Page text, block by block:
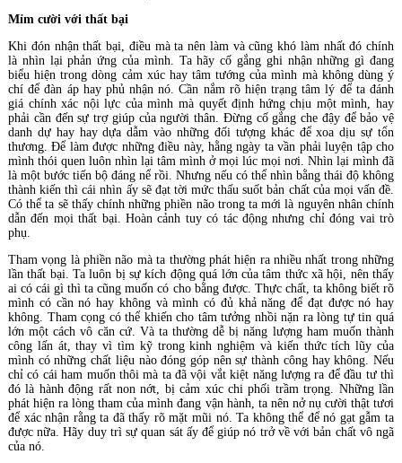
Mỉm cười với thất bại
Khi đón nhận thất bại, điều mà ta nên làm và cũng khó làm nhất đó chính
là nhìn lại phản ứng của mình. Ta hãy cố gắng ghi nhận những gì đang
biểu hiện trong dòng cảm xúc hay tâm tướng của mình mà không dùng ý
chí để đàn áp hay phủ nhận nó. Cần nắm rõ hiện trạng tâm lý để ta đánh
giá chính xác nội lực của mình mà quyết định hứng chịu một mình, hay
phải cần đến sự trợ giúp của người thân. Đừng cố gắng che đậy để bảo vệ
danh dự hay hay dựa dẫm vào những đối tượng khác để xoa dịu sự tổn
thương. Để làm được những điều này, hằng ngày ta vần phải luyện tập cho
mình thói quen luôn nhìn lại tâm mình ở mọi lúc mọi nơi. Nhìn lại mình đã
là một bước tiến bộ đáng nể rồi. Nhưng nếu có thể nhìn bằng thái độ không
thành kiến thì cái nhìn ấy sẽ đạt tời mức thấu suốt bản chất của mọi vấn đề.
Có thể ta sẽ thấy chính những phiền não trong ta mới là nguyên nhân chính
dẫn đến mọi thất bại. Hoàn cảnh tuy có tác động nhưng chỉ đóng vai trò
phụ.
Tham vọng là phiền não mà ta thường phát hiện ra nhiều nhất trong những
lần thất bại. Ta luôn bị sự kích động quá lớn của tâm thức xã hội, nên thấy
ai có cái gì thì ta cũng muốn có cho bằng được. Thực chất, ta không biết rõ
mình có cần nó hay không và mình có đủ khả năng để đạt được nó hay
không. Tham cọng có thể khiến cho tâm tưởng nhồi nặn ra lòng tự tin quá
lớn một cách vô căn cứ. Và ta thường dễ bị năng lượng ham muốn thành
công lấn át, thay vì tìm kỹ trong kinh nghiệm và kiến thức tích lũy của
mình có những chất liệu nào đóng góp nên sự thành công hay không. Nếu
chỉ có cái ham muốn thôi mà ta đã vội vắt kiệt năng lượng ra để đầu tư thì
đó là hành động rất non nớt, bị cảm xúc chi phối trầm trọng. Những lần
phát hiện ra lòng tham của mình đang vận hành, ta nên nở nụ cười thật tươi
để xác nhận rằng ta đã thấy rõ mặt mũi nó. Ta không thể để nó gạt gẫm ta
được nữa. Hãy duy trì sự quan sát ấy để giúp nó trở về với bản chất vô ngã
của nó.